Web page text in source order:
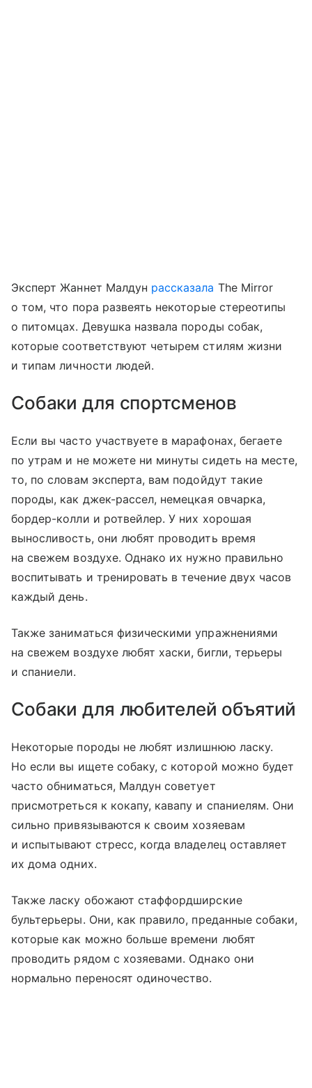
Эксперт Жаннет Малдун рассказала The Mirror
о том, что пора развеять некоторые стереотипы
о питомцах. Девушка назвала породы собак,
которые соответствуют четырем стилям жизни
и типам личности людей.
Собаки для спортсменов
Если вы часто участвуете в марафонах, бегаете
по утрам и не можете ни минуты сидеть на месте,
то, по словам эксперта, вам подойдут такие
породы, как джек-рассел, немецкая овчарка,
бордер-колли и ротвейлер. У них хорошая
выносливость, они любят проводить время
на свежем воздухе. Однако их нужно правильно
воспитывать и тренировать в течение двух часов
каждый день.
Также заниматься физическими упражнениями
на свежем воздухе любят хаски, бигли, терьеры
и спаниели.
Собаки для любителей объятий
Некоторые породы не любят излишнюю ласку.
Но если вы ищете собаку, с которой можно будет
часто обниматься, Малдун советует
присмотреться к кокапу, кавапу и спаниелям. Они
сильно привязываются к своим хозяевам
и испытывают стресс, когда владелец оставляет
их дома одних.
Также ласку обожают стаффордширские
бультерьеры. Они, как правило, преданные собаки,
которые как можно больше времени любят
проводить рядом с хозяевами. Однако они
нормально переносят одиночество.